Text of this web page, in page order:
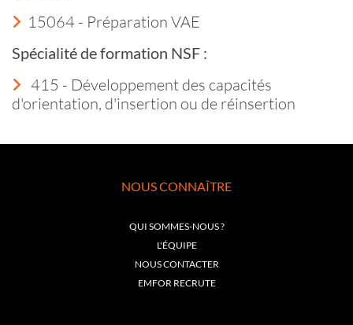
15064 - Préparation VAE
Spécialité de formation NSF :
415 - Développement des capacités
d'orientation, d'insertion ou de réinsertion
NOUS CONNAÎTRE
QUI SOMMES-NOUS ?
L'ÉQUIPE
NOUS CONTACTER
EMFOR RECRUTE